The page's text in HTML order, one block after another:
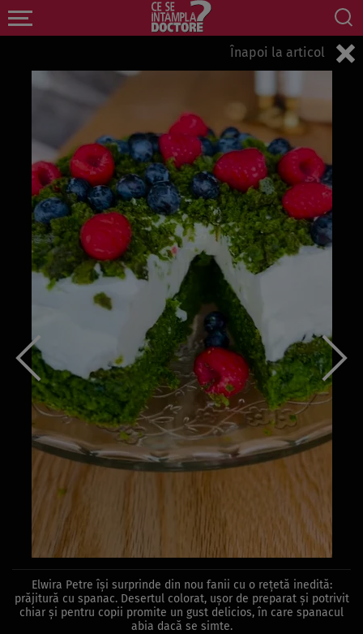
Înapoi la articol
Elwira Petre își surprinde din nou fanii cu o rețetă inedită:
prăjitură cu spanac. Desertul colorat, ușor de preparat și potrivit
chiar și pentru copii promite un gust delicios, în care spanacul
abia dacă se simte.